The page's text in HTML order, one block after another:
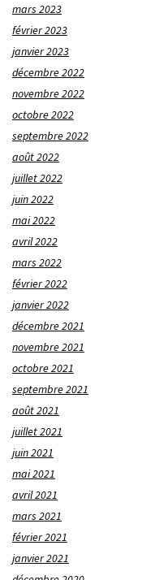
mars 2023
février 2023
janvier 2023
décembre 2022
novembre 2022
octobre 2022
septembre 2022
août 2022
juillet 2022
juin 2022
mai 2022
avril 2022
mars 2022
février 2022
janvier 2022
décembre 2021
novembre 2021
octobre 2021
septembre 2021
août 2021
juillet 2021
juin 2021
mai 2021
avril 2021
mars 2021
février 2021
janvier 2021